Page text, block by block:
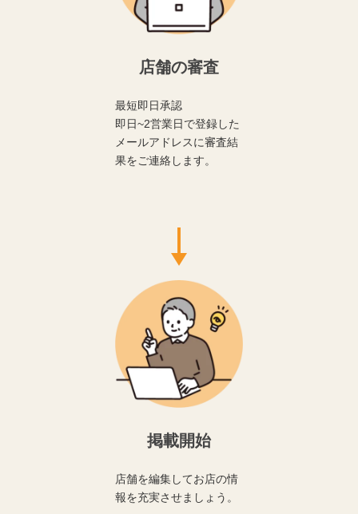
店舗の審査
最短即日承認
即日~2営業日で登録した
メールアドレスに審査結
果をご連絡します。
掲載開始
店舗を編集してお店の情
報を充実させましょう。